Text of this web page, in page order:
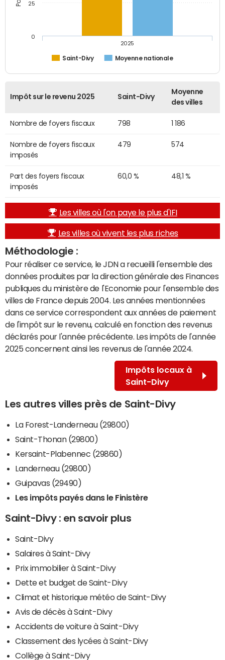
Saint-Divy Moyenne nationale
2025
0
25
Impôt sur le revenu 2025 Saint-Divy
Moyenne
des villes
Nombre de foyers fiscaux 798 1 186
Nombre de foyers fiscaux
imposés
479 574
Part des foyers fiscaux
imposés
60,0 % 48,1 %
Les villes où l'on paye le plus d'IFI
Les villes où vivent les plus riches
Méthodologie :
Pour réaliser ce service, le JDN a recueilli l'ensemble des
données produites par la direction générale des Finances
publiques du ministère de l'Economie pour l'ensemble des
villes de France depuis 2004. Les années mentionnées
dans ce service correspondent aux années de paiement
de l'impôt sur le revenu, calculé en fonction des revenus
déclarés pour l'année précédente. Les impôts de l'année
2025 concernent ainsi les revenus de l'année 2024.
Impôts locaux à
Saint-Divy
Les autres villes près de Saint-Divy
La Forest-Landerneau (29800)
Saint-Thonan (29800)
Kersaint-Plabennec (29860)
Landerneau (29800)
Guipavas (29490)
Les impôts payés dans le Finistère
Saint-Divy : en savoir plus
Saint-Divy
Salaires à Saint-Divy
Prix immobilier à Saint-Divy
Dette et budget de Saint-Divy
Climat et historique météo de Saint-Divy
Avis de décès à Saint-Divy
Accidents de voiture à Saint-Divy
Classement des lycées à Saint-Divy
Collège à Saint-Divy